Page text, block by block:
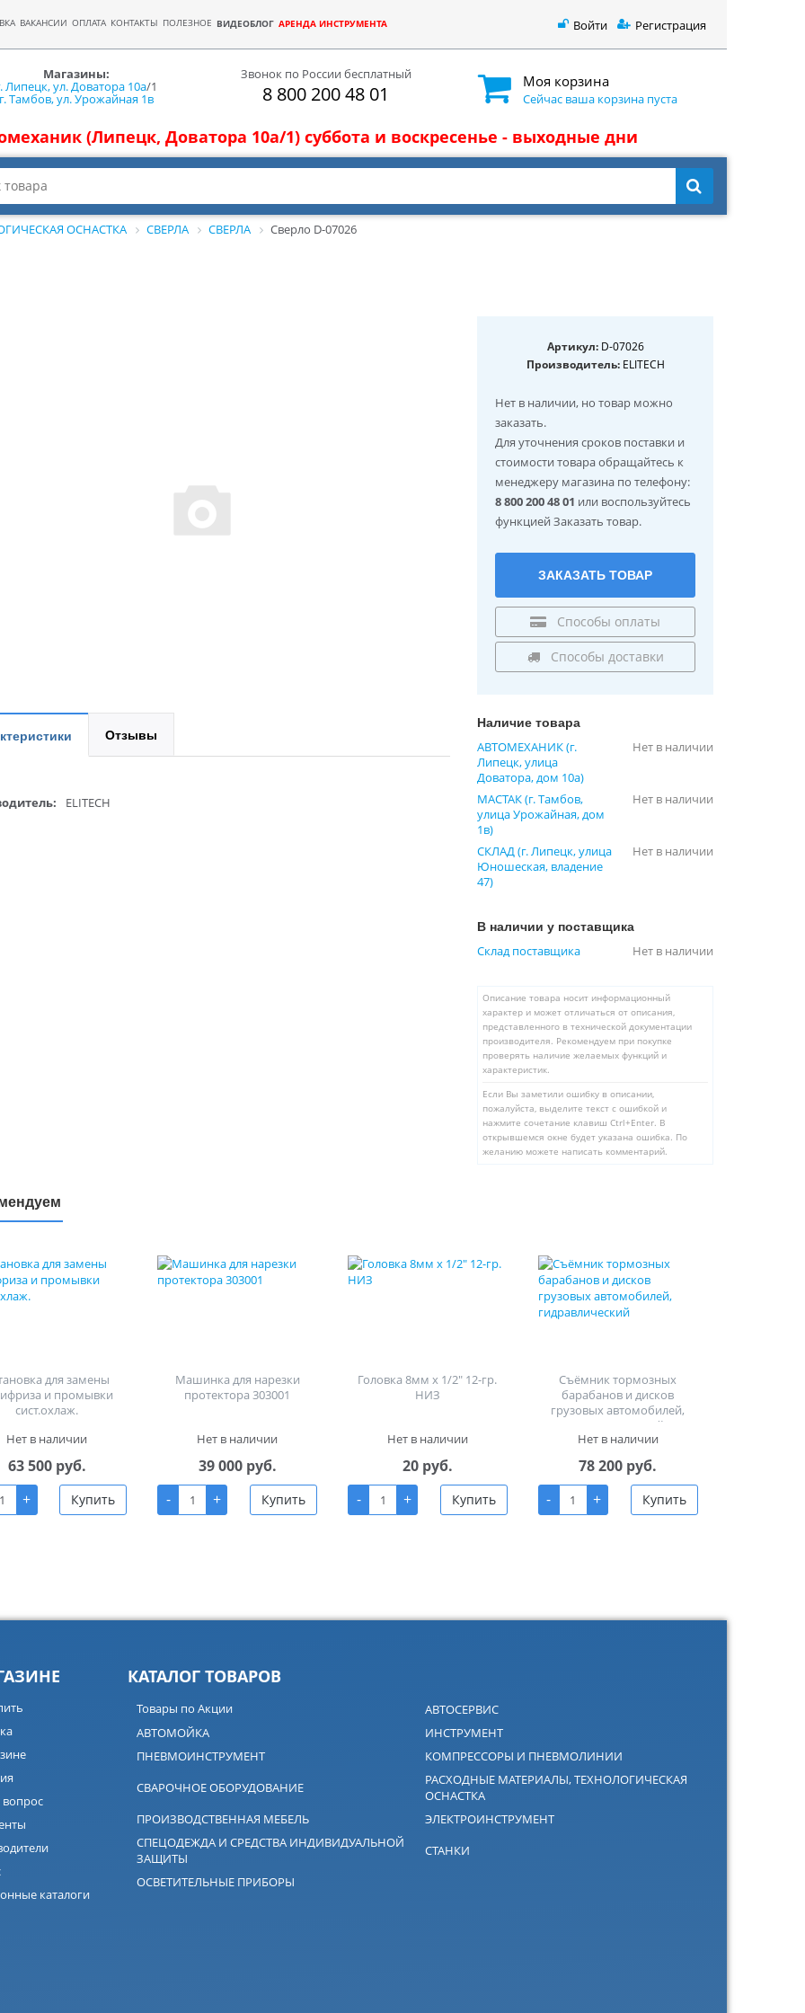
ВАКАНСИИ ОПЛАТА КОНТАКТЫ ПОЛЕЗНОЕ ВИДЕОБЛОГ АРЕНДА ИНСТРУМЕНТА Войти Регистрация
Магазины:
Липецк, ул. Доватора 10а/1
г. Тамбов, ул. Урожайная 1в
Звонок по России бесплатный
8 800 200 48 01
Моя корзина
Сейчас ваша корзина пуста
(Липецк, Доватора 10а/1) суббота и воскресенье - выходные дни
ОСНАСТКА СВЕРЛА СВЕРЛА Сверло D-07026
Артикул:D-07026
Производитель:ELITECH
Нет в наличии, но товар можно
заказать.
Для уточнения сроков поставки и
стоимости товара обращайтесь к
менеджеру магазина по телефону:
8 800 200 48 01 или воспользуйтесь
функцией Заказать товар.
ЗАКАЗАТЬ ТОВАР
Способы оплаты
Способы доставки
Отзывы
ELITECH
Наличие товара
АВТОМЕХАНИК (г.
Липецк, улица
Доватора, дом 10а)
Нет в наличии
МАСТАК (г. Тамбов,
улица Урожайная, дом
1в)
Нет в наличии
СКЛАД (г. Липецк, улица
Юношеская, владение
47)
Нет в наличии
В наличии у поставщика
Склад поставщика Нет в наличии
Описание товара носит информационный
характер и может отличаться от описания,
представленного в технической документации
производителя. Рекомендуем при покупке
проверять наличие желаемых функций и
характеристик.
Если Вы заметили ошибку в описании,
пожалуйста, выделите текст с ошибкой и
нажмите сочетание клавиш Ctrl+Enter. В
открывшемся окне будет указана ошибка. По
желанию можете написать комментарий.
для замены
и промывки
сист.охлаж.
Нет в наличии
63 500 руб.
+ Купить
Машинка для нарезки
протектора 303001
Нет в наличии
39 000 руб.
-
+ Купить
Головка 8мм х 1/2" 12-гр.
НИЗ
Нет в наличии
20 руб.
-
+ Купить
Съёмник тормозных
барабанов и дисков
грузовых автомобилей,
гидравлический
Нет в наличии
78 200 руб.
-
+ Купить
вопрос
каталоги
КАТАЛОГ ТОВАРОВ
Товары по Акции
АВТОСЕРВИС
АВТОМОЙКА
ИНСТРУМЕНТ
ПНЕВМОИНСТРУМЕНТ
КОМПРЕССОРЫ И ПНЕВМОЛИНИИ
СВАРОЧНОЕ ОБОРУДОВАНИЕ
РАСХОДНЫЕ МАТЕРИАЛЫ, ТЕХНОЛОГИЧЕСКАЯ
ОСНАСТКА
ПРОИЗВОДСТВЕННАЯ МЕБЕЛЬ
ЭЛЕКТРОИНСТРУМЕНТ
СПЕЦОДЕЖДА И СРЕДСТВА ИНДИВИДУАЛЬНОЙ
ЗАЩИТЫ
СТАНКИ
ОСВЕТИТЕЛЬНЫЕ ПРИБОРЫ